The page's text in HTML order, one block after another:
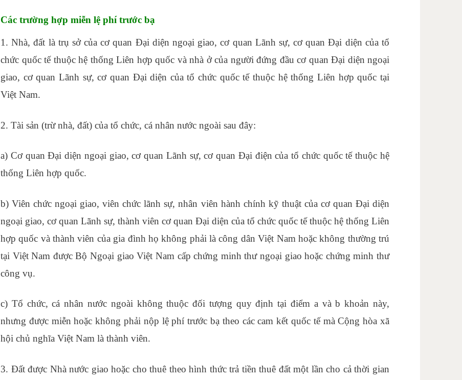
Các trường hợp miễn lệ phí trước bạ
1. Nhà, đất là trụ sở của cơ quan Đại diện ngoại giao, cơ quan Lãnh sự, cơ quan Đại diện của tổ
chức quốc tế thuộc hệ thống Liên hợp quốc và nhà ở của người đứng đầu cơ quan Đại diện ngoại
giao, cơ quan Lãnh sự, cơ quan Đại diện của tổ chức quốc tế thuộc hệ thống Liên hợp quốc tại
Việt Nam.
2. Tài sản (trừ nhà, đất) của tổ chức, cá nhân nước ngoài sau đây:
a) Cơ quan Đại diện ngoại giao, cơ quan Lãnh sự, cơ quan Đại điện của tổ chức quốc tế thuộc hệ
thống Liên hợp quốc.
b) Viên chức ngoại giao, viên chức lãnh sự, nhân viên hành chính kỹ thuật của cơ quan Đại diện
ngoại giao, cơ quan Lãnh sự, thành viên cơ quan Đại diện của tổ chức quốc tế thuộc hệ thống Liên
hợp quốc và thành viên của gia đình họ không phải là công dân Việt Nam hoặc không thường trú
tại Việt Nam được Bộ Ngoại giao Việt Nam cấp chứng minh thư ngoại giao hoặc chứng minh thư
công vụ.
c) Tổ chức, cá nhân nước ngoài không thuộc đối tượng quy định tại điểm a và b khoản này,
nhưng được miễn hoặc không phải nộp lệ phí trước bạ theo các cam kết quốc tế mà Cộng hòa xã
hội chủ nghĩa Việt Nam là thành viên.
3. Đất được Nhà nước giao hoặc cho thuê theo hình thức trả tiền thuê đất một lần cho cả thời gian